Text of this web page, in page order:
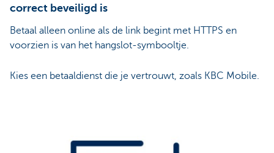
correct beveiligd is
Betaal alleen online als de link begint met HTTPS en
voorzien is van het hangslot-symbooltje.
Kies een betaaldienst die je vertrouwt, zoals KBC Mobile.